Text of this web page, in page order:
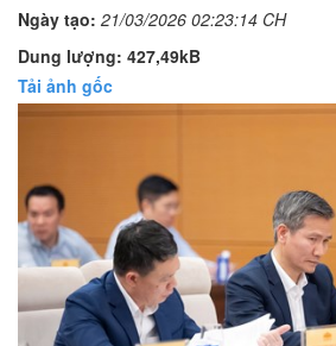
Ngày tạo: 21/03/2026 02:23:14 CH
Dung lượng: 427,49kB
Tải ảnh gốc